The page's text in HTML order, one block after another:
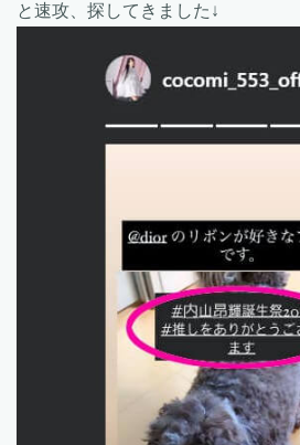
と速攻、探してきました↓